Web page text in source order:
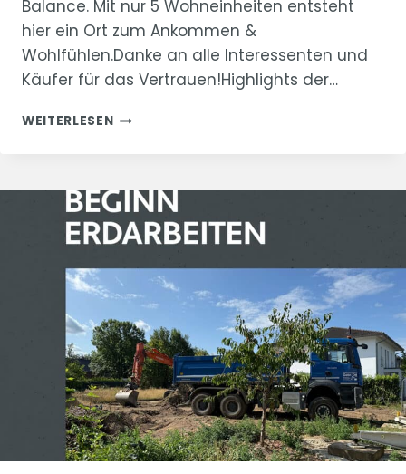
Balance. Mit nur 5 Wohneinheiten entsteht
hier ein Ort zum Ankommen &
Wohlfühlen.Danke an alle Interessenten und
Käufer für das Vertrauen!Highlights der…
WEITERLESENLETZTE